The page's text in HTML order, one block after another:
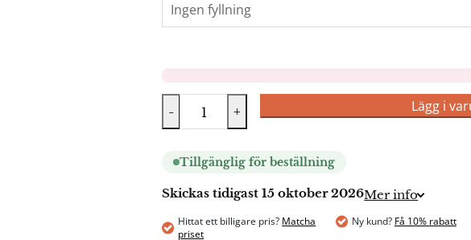
- + Lägg i
Tillgänglig för beställning
Skickas tidigast 15 oktober 2026Mer info
Hittat ett billigare pris? Matcha
priset
Ny kund? Få 10% rabatt